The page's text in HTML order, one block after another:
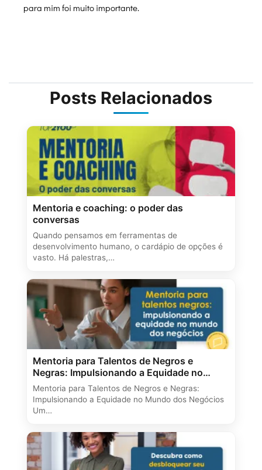
para mim foi muito importante.
Posts Relacionados
Mentoria e coaching: o poder das
conversas
Quando pensamos em ferramentas de
desenvolvimento humano, o cardápio de opções é
vasto. Há palestras,…
Mentoria para Talentos de Negros e
Negras: Impulsionando a Equidade no
Mundo dos Negócios
Mentoria para Talentos de Negros e Negras:
Impulsionando a Equidade no Mundo dos Negócios
Um…